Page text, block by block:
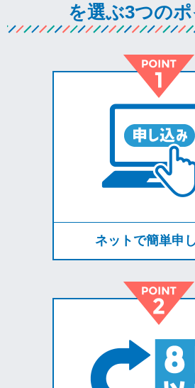
を選ぶ3つの
ネットで簡単申